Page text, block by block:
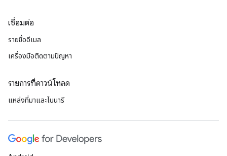
เชื่อมต่อ
รายชื่ออีเมล
เครื่องมือติดตามปัญหา
รายการที่ดาวน์โหลด
แหล่งที่มาและไบนารี